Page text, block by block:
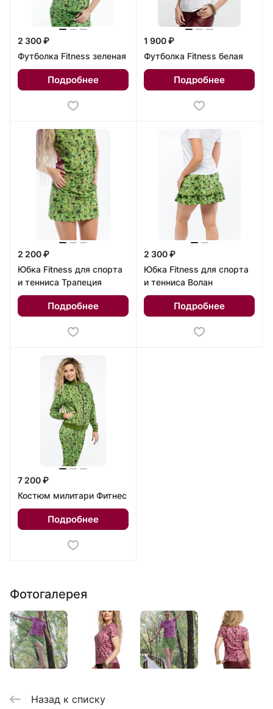
2 300 ₽
Футболка Fitness зеленая
Подробнее
1 900 ₽
Футболка Fitness белая
Подробнее
2 200 ₽
Юбка Fitness для спорта
и тенниса Трапеция
Подробнее
2 300 ₽
Юбка Fitness для спорта
и тенниса Волан
Подробнее
7 200 ₽
Костюм милитари Фитнес
Подробнее
Фотогалерея
Назад к списку